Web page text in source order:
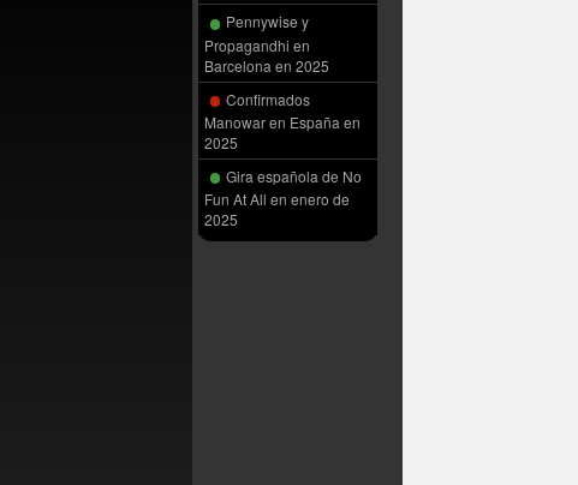
Pennywise y
Propagandhi en
Barcelona en 2025
Confirmados
Manowar en España en
2025
Gira española de No
Fun At All en enero de
2025